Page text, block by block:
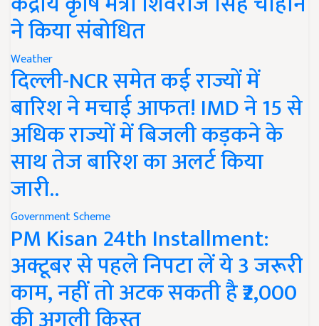
ने किया संबोधित
Weather
दिल्ली-NCR समेत कई राज्यों में
बारिश ने मचाई आफत! IMD ने 15 से
अधिक राज्यों में बिजली कड़कने के
साथ तेज बारिश का अलर्ट किया
जारी..
Government Scheme
PM Kisan 24th Installment:
अक्टूबर से पहले निपटा लें ये 3 जरूरी
काम, नहीं तो अटक सकती है ₹2,000